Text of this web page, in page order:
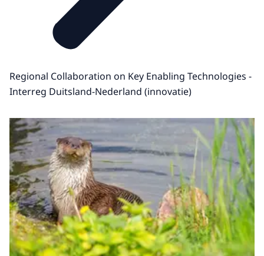
Regional Collaboration on Key Enabling Technologies -
Interreg Duitsland-Nederland (innovatie)